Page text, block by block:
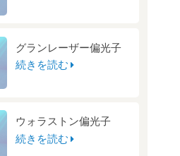
グランレーザー偏光子
続きを読む
ウォラストン偏光子
続きを読む